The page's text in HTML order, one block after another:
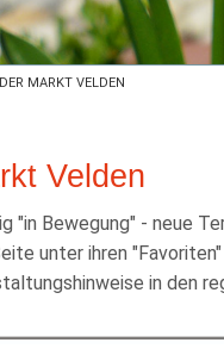
MARKT VELDEN
Velden
Bewegung" - neue
unter ihren
in den